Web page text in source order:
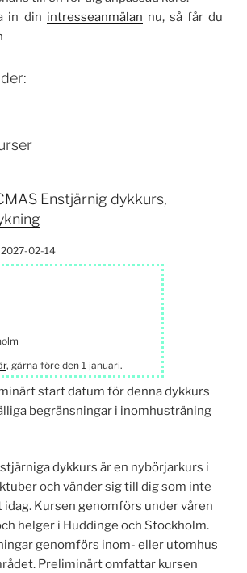
in din intresseanmälan nu, så får du
Enstjärnig dykkurs,
02-14
, gärna före den 1 januari.
start datum för denna dykkurs
begränsningar i inomhusträning
dykkurs är en nybörjarkurs i
och vänder sig till dig som inte
Kursen genomförs under våren
helger i Huddinge och Stockholm.
genomförs inom- eller utomhus
Preliminärt omfattar kursen